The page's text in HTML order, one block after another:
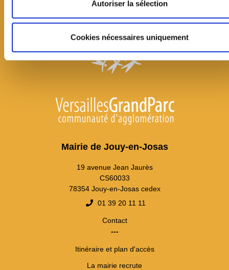
Autoriser la sélection
Cookies nécessaires uniquement
Mairie de Jouy-en-Josas
19 avenue Jean Jaurès
CS60033
78354 Jouy-en-Josas cedex
01 39 20 11 11
Contact
---
Itinéraire et plan d'accès
La mairie recrute